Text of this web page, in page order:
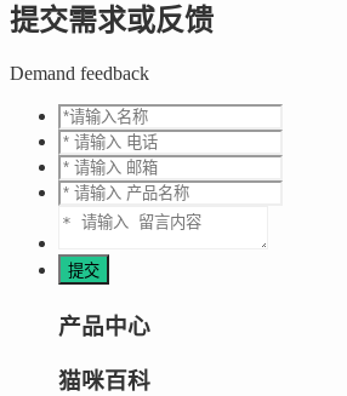
提交需求或反馈
Demand feedback
产品中心
猫咪百科